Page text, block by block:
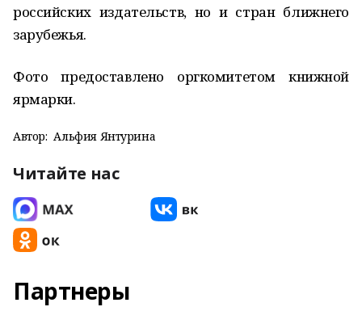
российских издательств, но и стран ближнего
зарубежья.
Фото предоставлено оргкомитетом книжной
ярмарки.
Автор: Альфия Янтурина
Читайте нас
Партнеры